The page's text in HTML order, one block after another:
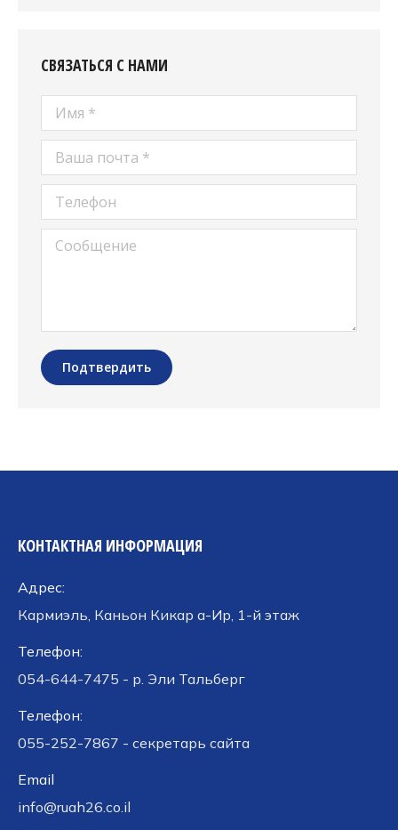
СВЯЗАТЬСЯ С НАМИ
Имя *
Ваша почта *
Телефон
Сообщение
Подтвердить
КОНТАКТНАЯ ИНФОРМАЦИЯ
Адрес:
Кармиэль, Каньон Кикар а-Ир, 1-й этаж
Телефон:
054-644-7475 - р. Эли Тальберг
Телефон:
055-252-7867 - секретарь сайта
Email
info@ruah26.co.il